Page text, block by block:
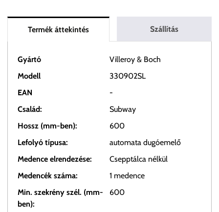
Termék áttekintés Szállítás
Gyártó
Villeroy & Boch
Modell
330902SL
EAN
-
Család:
Subway
Hossz (mm-ben):
600
Lefolyó típusa:
automata dugóemelő
Medence elrendezése:
Csepptálca nélkül
Medencék száma:
1 medence
Min. szekrény szél. (mm-
ben):
600